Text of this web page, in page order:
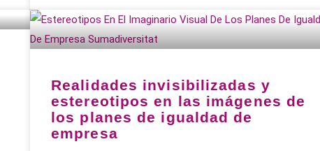
Realidades invisibilizadas y
estereotipos en las imágenes de
los planes de igualdad de
empresa